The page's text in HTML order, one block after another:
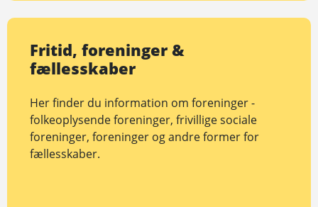
Fritid, foreninger &
fællesskaber
Her finder du information om foreninger -
folkeoplysende foreninger, frivillige sociale
foreninger, foreninger og andre former for
fællesskaber.